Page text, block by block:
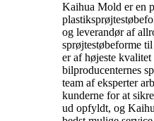
Kaihua Mold er en
og leverandør af
sprøjtestøbeforme
er af højeste
bilproducenternes
team af eksperter
kunderne for at
ud opfyldt, og